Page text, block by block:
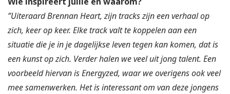
”Uiteraard Brennan Heart, zijn tracks zijn een verhaal op
zich, keer op keer. Elke track valt te koppelen aan een
situatie die je in je dagelijkse leven tegen kan komen, dat is
een kunst op zich. Verder halen we veel uit jong talent. Een
voorbeeld hiervan is Energyzed, waar we overigens ook veel
mee samenwerken. Het is interessant om van deze jongens